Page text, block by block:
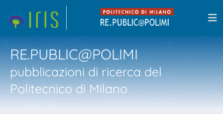
RE.PUBLIC@POLIMI
pubblicazioni di ricerca del
Politecnico di Milano